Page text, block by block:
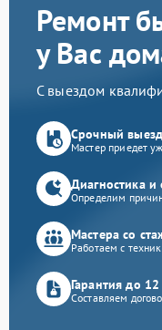
Ремонт
у Вас
С выездом
Срочный выезд
Мастер приедет
Диагностика и
Определим
Мастера со
Работаем с
Гарантия до
Составляем